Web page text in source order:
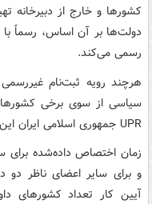
کشورها و خارج از دبیرخانه
دولت‌ها بر آن اساس، رسماً با
رسمی می‌کند.
هرچند رویه ثبت‌نام
سیاسی از سوی برخی
UPR جمهوری اسلامی ایران این موضوع تحقق یافت.
زمان اختصاص داده‌شده برای
و برای سایر اعضای ناظر دو
آیین کار تعداد کشورهای